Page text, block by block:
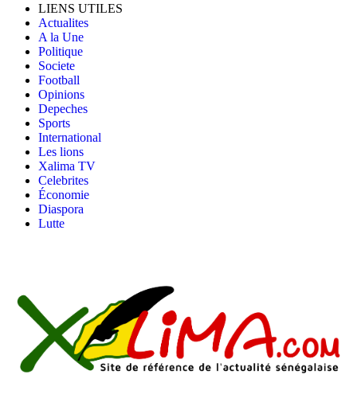
LIENS UTILES
Actualites
A la Une
Politique
Societe
Football
Opinions
Depeches
Sports
International
Les lions
Xalima TV
Celebrites
Économie
Diaspora
Lutte